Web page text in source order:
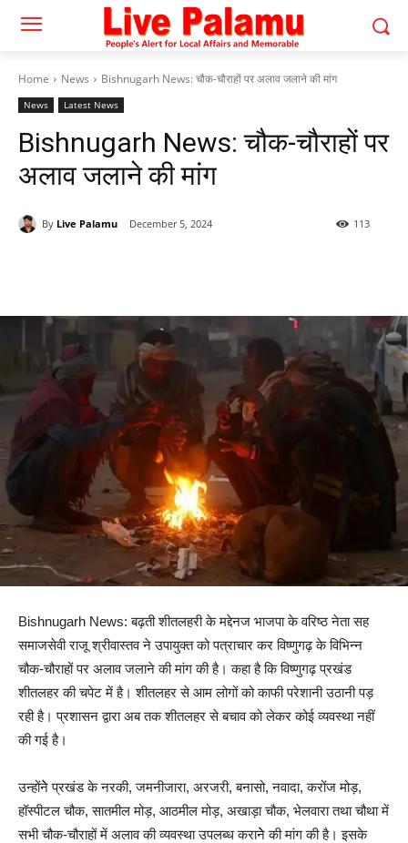
Home News Bishnugarh News: चौक-चौराहों पर अलाव जलाने की मांग
News Latest News
Bishnugarh News: चौक-चौराहों पर
अलाव जलाने की मांग
By Live Palamu December 5, 2024 113
Bishnugarh News: बढ़ती शीतलहरी के मद्देनज भाजपा के वरिष्ठ नेता सह
समाजसेवी राजू श्रीवास्तव ने उपायुक्त को पत्राचार कर विष्णुगढ़ के विभिन्न
चौक-चौराहों पर अलाव जलाने की मांग की है। कहा है कि विष्णुगढ़ प्रखंड
शीतलहर की चपेट में है। शीतलहर से आम लोगों को काफी परेशानी उठानी पड़
रही है। प्रशासन द्वारा अब तक शीतलहर से बचाव को लेकर कोई व्यवस्था नहीं
की गई है।
उन्होंनेे प्रखंड के नरकी, जमनीजारा, अरजरी, बनासो, नवादा, करोंज मोड़,
हॉस्पीटल चौक, सातमील मोड़, आठमील मोड़, अखाड़ा चौक, भेलवारा तथा चौथा में
सभी चौक-चौराहों में अलाव की व्यवस्था उपलब्ध करानेे की मांग की है। इसके